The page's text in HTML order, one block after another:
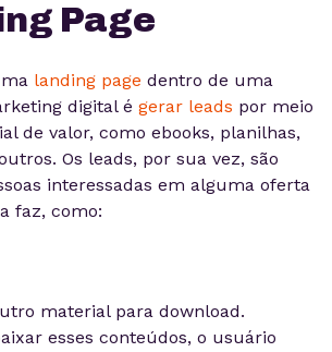
Page
landing page dentro de uma
digital é gerar leads por meio
de valor, como ebooks, planilhas,
Os leads, por sua vez, são
interessadas em alguma oferta
faz, como:
material para download.
esses conteúdos, o usuário